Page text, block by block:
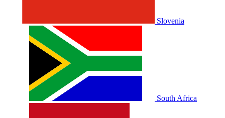
Slovenia
South Africa